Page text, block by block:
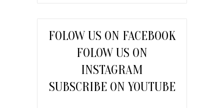
FOLOW US ON FACEBOOK
FOLOW US ON
INSTAGRAM
SUBSCRIBE ON YOUTUBE